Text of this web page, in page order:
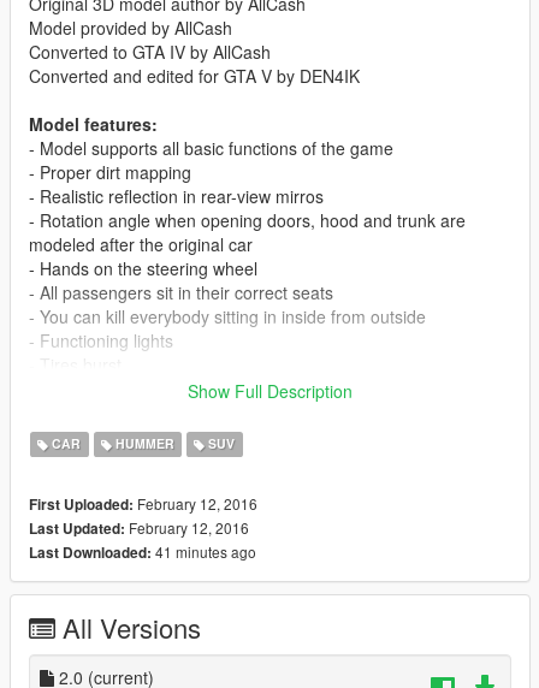
Model provided by AllCash
Converted to GTA IV by AllCash
Converted and edited for GTA V by DEN4IK
Model features:
- Model supports all basic functions of the game
- Proper dirt mapping
- Realistic reflection in rear-view mirros
- Rotation angle when opening doors, hood and trunk are
modeled after the original car
- Hands on the steering wheel
- All passengers sit in their correct seats
- You can kill everybody sitting in inside from outside
- Functioning lights
- Full bullet hole support
- Working transmission
- Camera support while driving and shooting
up in vehicles.meta)
- Changed driving position
- Painted in three colors: Color 1 (Body), Color 2 (Wheels),
Color 4 (Brake caliper)
Replaces: Patriot
Show Full Description
CAR HUMMER SUV
First Uploaded: February 12, 2016
Last Updated: February 12, 2016
Last Downloaded: 41 minutes ago
All Versions
2.0 (current)